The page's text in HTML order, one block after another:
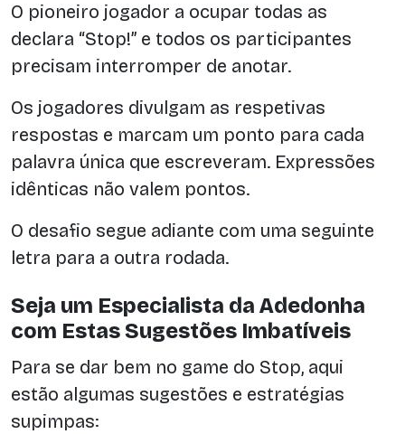
O pioneiro jogador a ocupar todas as
declara “Stop!” e todos os participantes
precisam interromper de anotar.
Os jogadores divulgam as respetivas
respostas e marcam um ponto para cada
palavra única que escreveram. Expressões
idênticas não valem pontos.
O desafio segue adiante com uma seguinte
letra para a outra rodada.
Seja um Especialista da Adedonha
com Estas Sugestões Imbatíveis
Para se dar bem no game do Stop, aqui
estão algumas sugestões e estratégias
supimpas: